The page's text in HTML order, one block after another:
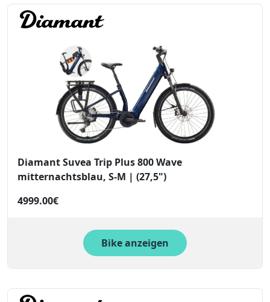
Diamant Suvea Trip Plus 800 Wave
mitternachtsblau, S-M | (27,5")
4999.00€
Bike anzeigen